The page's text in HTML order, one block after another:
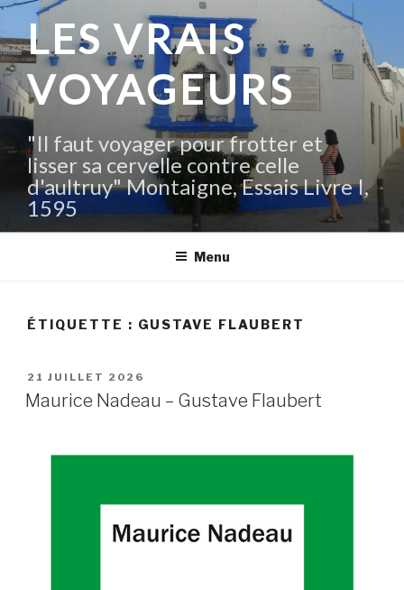
Aller
contenu
principal
LES VRAIS
VOYAGEURS
"Il faut voyager pour frotter et
lisser sa cervelle contre celle
d'aultruy" Montaigne, Essais Livre I,
1595
Menu
ÉTIQUETTE : GUSTAVE FLAUBERT
PUBLIÉ
LE
21 JUILLET 2026
Maurice Nadeau – Gustave Flaubert